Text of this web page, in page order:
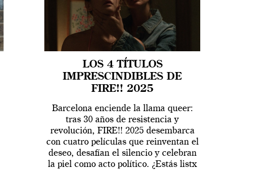
LOS 4 TÍTULOS
IMPRESCINDIBLES DE
FIRE!! 2025
Barcelona enciende la llama queer:
tras 30 años de resistencia y
revolución, FIRE!! 2025 desembarca
con cuatro películas que reinventan el
deseo, desafían el silencio y celebran
la piel como acto político. ¿Estás listx